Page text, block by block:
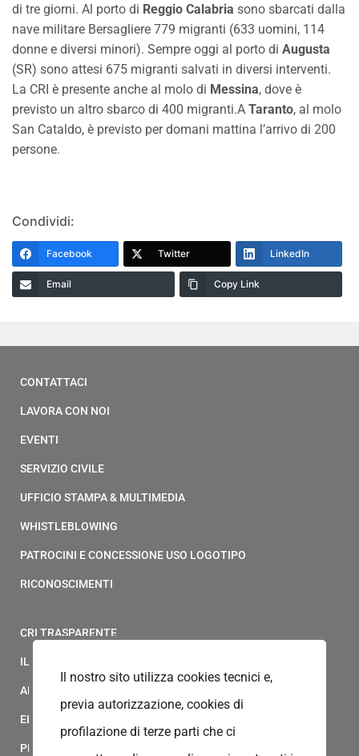
di tre giorni. Al porto di Reggio Calabria sono sbarcati dalla
nave militare Bersagliere 779 migranti (633 uomini, 114
donne e diversi minori). Sempre oggi al porto di Augusta
(SR) sono attesi 675 migranti salvati in diversi interventi.
La CRI è presente anche al molo di Messina, dove è
previsto un altro sbarco di 400 migranti.A Taranto, al molo
San Cataldo, è previsto per domani mattina l’arrivo di 200
persone.
Condividi:
Facebook Twitter LinkedIn
Email Copy Link
CONTATTACI
LAVORA CON NOI
EVENTI
SERVIZIO CIVILE
UFFICIO STAMPA & MULTIMEDIA
WHISTLEBLOWING
PATROCINI E CONCESSIONE USO LOGOTIPO
RICONOSCIMENTI
CRI TRASPARENTE
IL MODELLO 231 DELLA CROCE ROSSA ITALIANA
ALBO FORNITORI
ELENCO AVVOCATI
PRIVACY
Il nostro sito utilizza cookies tecnici e,
previa autorizzazione, cookies di
profilazione di terze parti che ci